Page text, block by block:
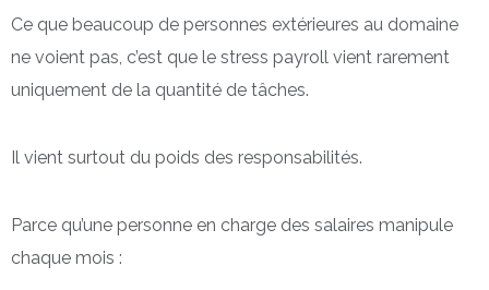
Ce que beaucoup de personnes extérieures au domaine
ne voient pas, c’est que le stress payroll vient rarement
uniquement de la quantité de tâches.
Il vient surtout du poids des responsabilités.
Parce qu’une personne en charge des salaires manipule
chaque mois :